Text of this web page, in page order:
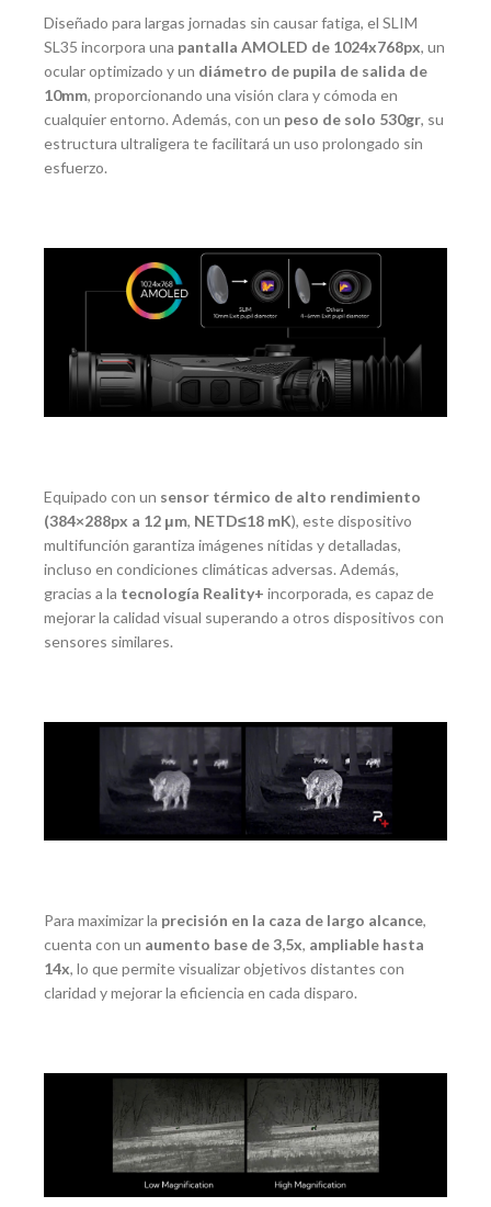
Diseñado para largas jornadas sin causar fatiga, el SLIM
SL35 incorpora una pantalla AMOLED de 1024x768px, un
ocular optimizado y un diámetro de pupila de salida de
10mm, proporcionando una visión clara y cómoda en
cualquier entorno. Además, con un peso de solo 530gr, su
estructura ultraligera te facilitará un uso prolongado sin
esfuerzo.
Equipado con un sensor térmico de alto rendimiento
(384×288px a 12 μm, NETD≤18 mK), este dispositivo
multifunción garantiza imágenes nítidas y detalladas,
incluso en condiciones climáticas adversas. Además,
gracias a la tecnología Reality+ incorporada, es capaz de
mejorar la calidad visual superando a otros dispositivos con
sensores similares.
Para maximizar la precisión en la caza de largo alcance,
cuenta con un aumento base de 3,5x, ampliable hasta
14x, lo que permite visualizar objetivos distantes con
claridad y mejorar la eficiencia en cada disparo.